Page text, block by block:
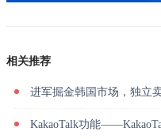
相关推荐
进军掘金韩国市场，独立卖家
KakaoTalk功能